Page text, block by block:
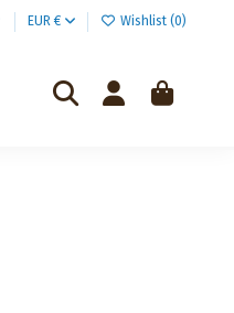
EUR € Wishlist (0)